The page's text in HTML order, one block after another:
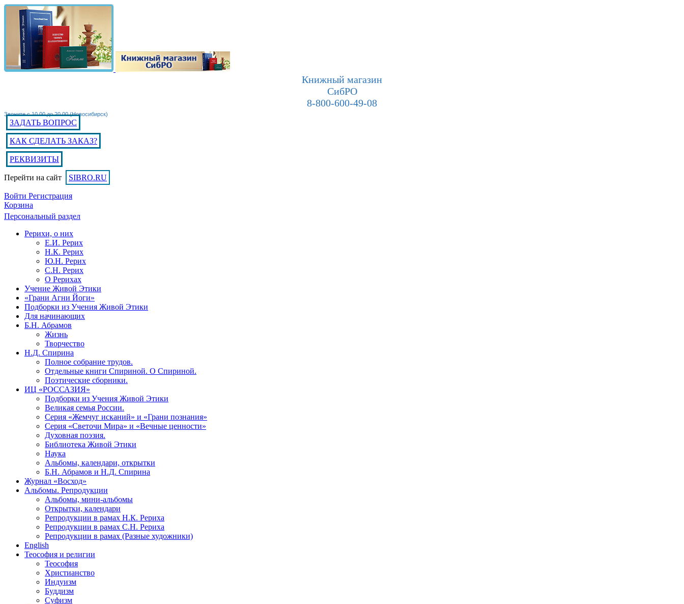
Книжный магазин
СибРО
8-800-600-49-08
Звоните с 10.00 до 20.00 (Новосибирск)
ЗАДАТЬ ВОПРОС
КАК СДЕЛАТЬ ЗАКАЗ?
РЕКВИЗИТЫ
Перейти на сайт SIBRO.RU
Войти Регистрация
Корзина
Персональный раздел
Рерихи, о них
Е.И. Рерих
Н.К. Рерих
Ю.Н. Рерих
С.Н. Рерих
О Рерихах
Учение Живой Этики
«Грани Агни Йоги»
Подборки из Учения Живой Этики
Для начинающих
Б.Н. Абрамов
Жизнь
Творчество
Н.Д. Спирина
Полное собрание трудов.
Отдельные книги Спириной. О Спириной.
Поэтические сборники.
ИЦ «РОССАЗИЯ»
Подборки из Учения Живой Этики
Великая семья России.
Серия «Жемчуг исканий» и «Грани познания»
Серия «Светочи Мира» и «Вечные ценности»
Духовная поэзия.
Библиотека Живой Этики
Наука
Альбомы, календари, открытки
Б.Н. Абрамов и Н.Д. Спирина
Журнал «Восход»
Альбомы. Репродукции
Альбомы, мини-альбомы
Открытки, календари
Репродукции в рамах Н.К. Рериха
Репродукции в рамах С.Н. Рериха
Репродукции в рамах (Разные художники)
English
Теософия и религии
Теософия
Христианство
Индуизм
Буддизм
Суфизм